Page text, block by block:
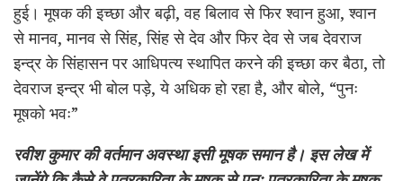
हुई। मूषक की इच्छा और बढ़ी, वह बिलाव से फिर श्वान हुआ, श्वान
से मानव, मानव से सिंह, सिंह से देव और फिर देव से जब देवराज
इन्द्र के सिंहासन पर आधिपत्य स्थापित करने की इच्छा कर बैठा, तो
देवराज इन्द्र भी बोल पड़े, ये अधिक हो रहा है, और बोले, “पुनः
मूषको भवः”
रवीश कुमार की वर्तमान अवस्था इसी मूषक समान है। इस लेख में